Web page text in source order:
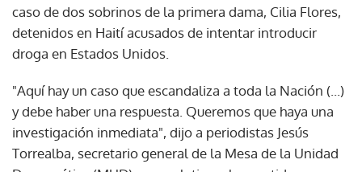
caso de dos sobrinos de la primera dama, Cilia Flores,
detenidos en Haití acusados de intentar introducir
droga en Estados Unidos.
"Aquí hay un caso que escandaliza a toda la Nación (...)
y debe haber una respuesta. Queremos que haya una
investigación inmediata", dijo a periodistas Jesús
Torrealba, secretario general de la Mesa de la Unidad